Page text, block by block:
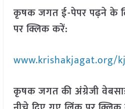
कृषक जगत ई-पेपर पढ़ने के
पर क्लिक करें:
www.krishakjagat.org/
कृषक जगत की अंग्रेजी